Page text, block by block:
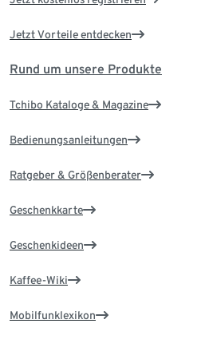
Jetzt Vorteile entdecken
Rund um unsere Produkte
Tchibo Kataloge & Magazine
Bedienungsanleitungen
Ratgeber & Größenberater
Geschenkkarte
Geschenkideen
Kaffee-Wiki
Mobilfunklexikon